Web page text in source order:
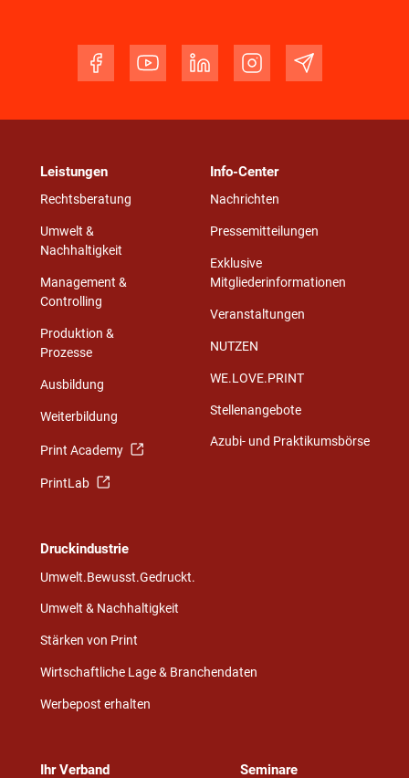
Leistungen
Rechtsberatung
Umwelt &
Nachhaltigkeit
Management &
Controlling
Produktion &
Prozesse
Ausbildung
Weiterbildung
Print Academy
PrintLab
Info-Center
Nachrichten
Pressemitteilungen
Exklusive
Mitgliederinformationen
Veranstaltungen
NUTZEN
WE.LOVE.PRINT
Stellenangebote
Azubi- und Praktikumsbörse
Druckindustrie
Umwelt.Bewusst.Gedruckt.
Umwelt & Nachhaltigkeit
Stärken von Print
Wirtschaftliche Lage & Branchendaten
Werbepost erhalten
Ihr Verband Seminare